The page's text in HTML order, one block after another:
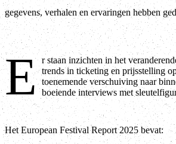
gegevens, verhalen en ervaringen hebben
E r staan inzichten in het
trends in ticketing en prijsstelling
toenemende verschuiving naar
boeiende interviews met
Het European Festival Report 2025 bevat: